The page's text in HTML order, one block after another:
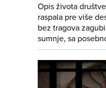
Opis života
raspala pre više
bez tragova
sumnje, sa